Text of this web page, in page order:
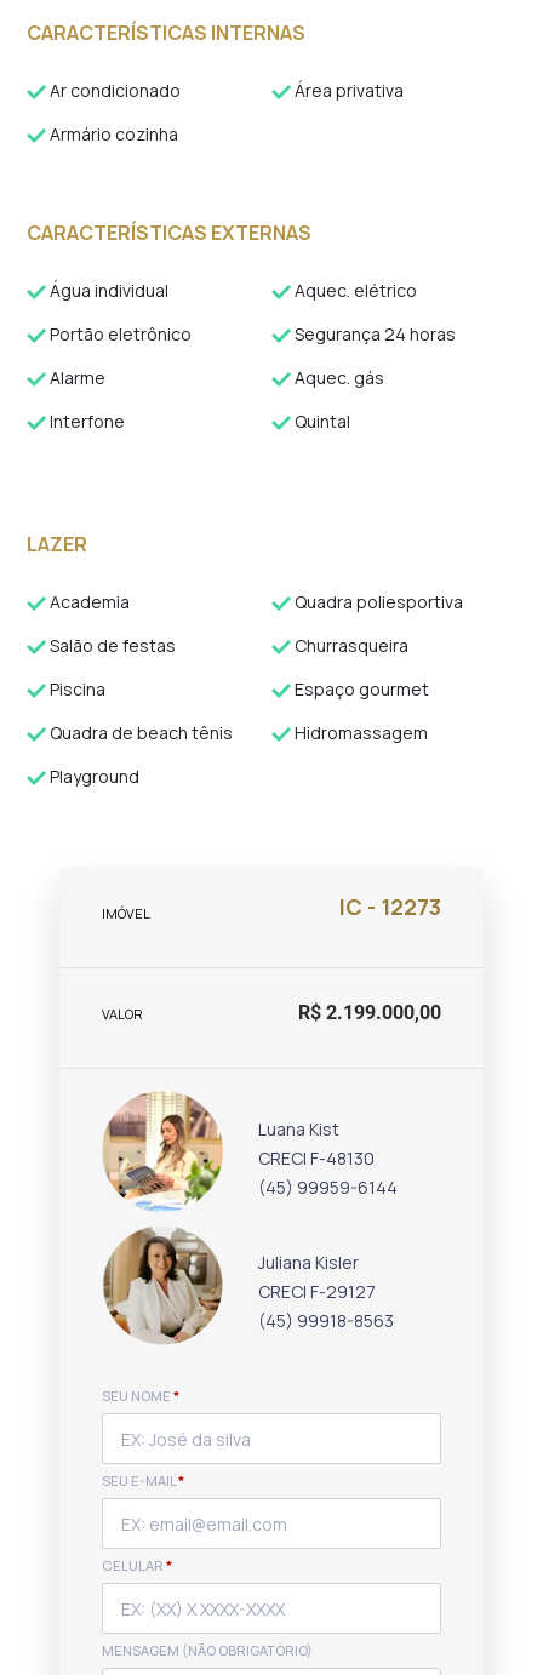
CARACTERÍSTICAS INTERNAS
Ar condicionado
Área privativa
Armário cozinha
CARACTERÍSTICAS EXTERNAS
Água individual
Aquec. elétrico
Portão eletrônico
Segurança 24 horas
Alarme
Aquec. gás
Interfone
Quintal
LAZER
Academia
Quadra poliesportiva
Salão de festas
Churrasqueira
Piscina
Espaço gourmet
Quadra de beach tênis
Hidromassagem
Playground
IMÓVEL IC - 12273
VALOR R$ 2.199.000,00
Luana Kist
CRECI F-48130
(45) 99959-6144
Juliana Kisler
CRECI F-29127
(45) 99918-8563
SEU NOME *
SEU E-MAIL*
CELULAR *
MENSAGEM (NÃO OBRIGATÓRIO)